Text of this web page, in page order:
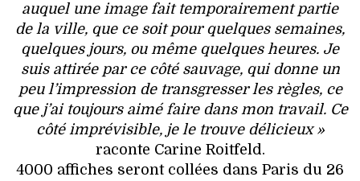
auquel une image fait temporairement partie
de la ville, que ce soit pour quelques semaines,
quelques jours, ou même quelques heures. Je
suis attirée par ce côté sauvage, qui donne un
peu l’impression de transgresser les règles, ce
que j’ai toujours aimé faire dans mon travail. Ce
côté imprévisible, je le trouve délicieux »
raconte Carine Roitfeld.
4000 affiches seront collées dans Paris du 26